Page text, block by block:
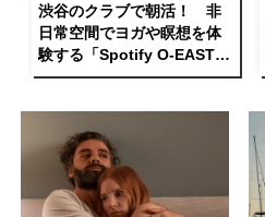
渋谷のクラブで朝活！ 非
日常空間でヨガや瞑想を体
験する「Spotify O-EAST」
初のウェルネスイベントが